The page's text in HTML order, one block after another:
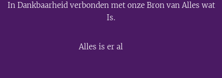
In Dankbaarheid verbonden met onze Bron van Alles wat
Is.
Alles is er al